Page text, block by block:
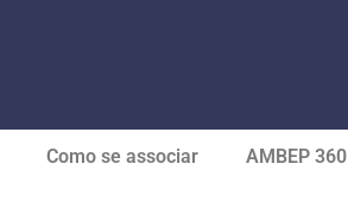
Como se associar AMBEP 360